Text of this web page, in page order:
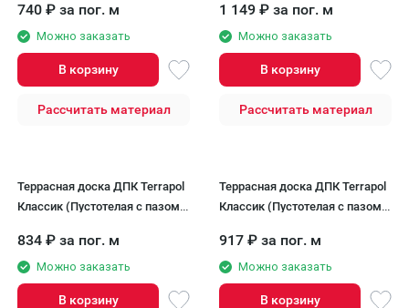
740 ₽ за пог. м
Можно заказать
В корзину
Рассчитать материал
1 149 ₽ за пог. м
Можно заказать
В корзину
Рассчитать материал
Террасная доска ДПК Terrapol
Классик (Пустотелая с пазом)
834 ₽ за пог. м
Можно заказать
В корзину
Террасная доска ДПК Terrapol
Классик (Пустотелая с пазом)
917 ₽ за пог. м
Можно заказать
В корзину